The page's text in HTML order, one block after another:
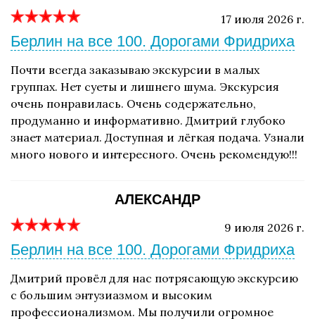
17 июля 2026 г.
Берлин на все 100. Дорогами Фридриха
Почти всегда заказываю экскурсии в малых
группах. Нет суеты и лишнего шума. Экскурсия
очень понравилась. Очень содержательно,
продуманно и информативно. Дмитрий глубоко
знает материал. Доступная и лёгкая подача. Узнали
много нового и интересного. Очень рекомендую!!!
АЛЕКСАНДР
9 июля 2026 г.
Берлин на все 100. Дорогами Фридриха
Дмитрий провёл для нас потрясающую экскурсию
с большим энтузиазмом и высоким
профессионализмом. Мы получили огромное